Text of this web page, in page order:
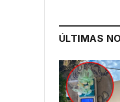
ÚLTIMAS